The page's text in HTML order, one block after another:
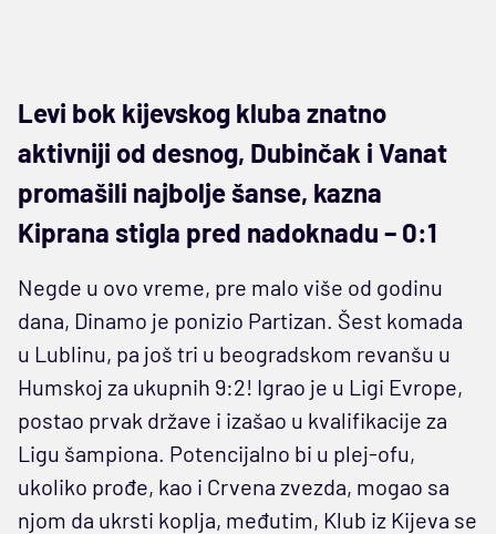
Levi bok kijevskog kluba znatno
aktivniji od desnog, Dubinčak i Vanat
promašili najbolje šanse, kazna
Kiprana stigla pred nadoknadu – 0:1
Negde u ovo vreme, pre malo više od godinu
dana, Dinamo je ponizio Partizan. Šest komada
u Lublinu, pa još tri u beogradskom revanšu u
Humskoj za ukupnih 9:2! Igrao je u Ligi Evrope,
postao prvak države i izašao u kvalifikacije za
Ligu šampiona. Potencijalno bi u plej-ofu,
ukoliko prođe, kao i Crvena zvezda, mogao sa
njom da ukrsti koplja, međutim, Klub iz Kijeva se